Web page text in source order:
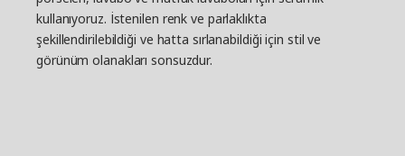
kullanıyoruz. İstenilen renk ve parlaklıkta
şekillendirilebildiği ve hatta sırlanabildiği için stil ve
görünüm olanakları sonsuzdur.